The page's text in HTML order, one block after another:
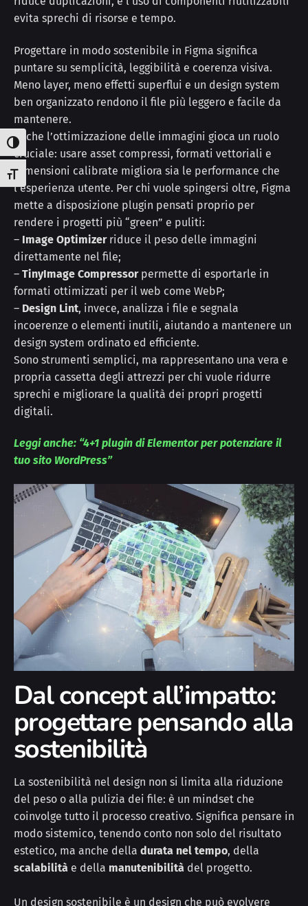
Attiva/disattiva alto contrasto
Attiva/disattiva dimensione testo
evita sprechi di risorse e tempo.
Progettare in modo sostenibile in Figma significa
puntare su semplicità, leggibilità e coerenza visiva.
Meno layer, meno effetti superflui e un design system
ben organizzato rendono il file più leggero e facile da
mantenere.
Anche l’ottimizzazione delle immagini gioca un ruolo
cruciale: usare asset compressi, formati vettoriali e
dimensioni calibrate migliora sia le performance che
l’esperienza utente. Per chi vuole spingersi oltre, Figma
mette a disposizione plugin pensati proprio per
rendere i progetti più “green” e puliti:
– Image Optimizerriduce il peso delle immagini
direttamente nel file;
– TinyImage Compressorpermette di esportarle in
formati ottimizzati per il web come WebP;
– Design Lint, invece, analizza i file e segnala
incoerenze o elementi inutili, aiutando a mantenere un
design system ordinato ed efficiente.
Sono strumenti semplici, ma rappresentano una vera e
propria cassetta degli attrezzi per chi vuole ridurre
sprechi e migliorare la qualità dei propri progetti
digitali.
Leggi anche: “4+1 plugin di Elementor per potenziare il
tuo sito WordPress”
Dal concept all’impatto:
progettare pensando alla
sostenibilità
La sostenibilità nel design non si limita alla riduzione
del peso o alla pulizia dei file: è un mindset che
coinvolge tutto il processo creativo. Significa pensare in
modo sistemico, tenendo conto non solo del risultato
estetico, ma anche della durata nel tempo, della
scalabilità e della manutenibilità del progetto.
Un design sostenibile è un design che può evolvere